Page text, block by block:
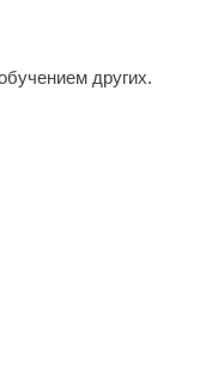
других.